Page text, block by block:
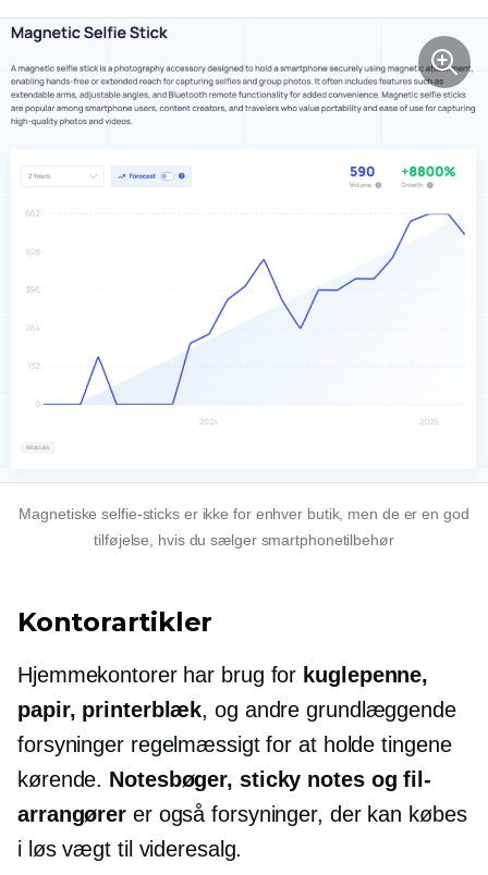
Magnetiske selfie-sticks er ikke for enhver butik, men de er en god
tilføjelse, hvis du sælger smartphonetilbehør
Kontorartikler
Hjemmekontorer har brug for kuglepenne,
papir, printerblæk, og andre grundlæggende
forsyninger regelmæssigt for at holde tingene
kørende. Notesbøger, sticky notes og fil-
arrangører er også forsyninger, der kan købes
i løs vægt til videresalg.